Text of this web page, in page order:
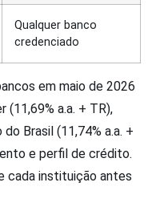
Qualquer banco
credenciado
em maio de 2026
(11,69% a.a. + TR),
Brasil (11,74% a.a. +
e perfil de crédito.
cada instituição antes